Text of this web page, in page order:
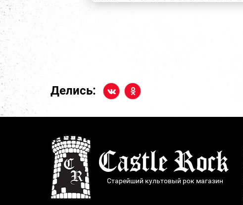
Делись:
Старейший культовый рок магазин